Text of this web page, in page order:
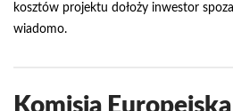
kosztów projektu dołoży inwestor
wiadomo.
Komisja